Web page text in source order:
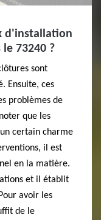
d'installation
73240 ?
sont
Ensuite, ces
problèmes de
que les
certain charme
il est
en la matière.
et il établit
avoir les
de le